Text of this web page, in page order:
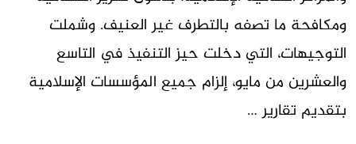
ومكافحة ما تصفه بالتطرف غير العنيف. وشملت
التوجيهات، التي دخلت حيز التنفيذ في التاسع
والعشرين من مايو، إلزام جميع المؤسسات الإسلامية
بتقديم تقارير …